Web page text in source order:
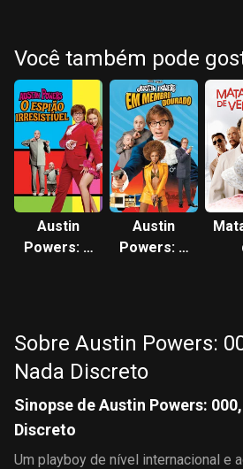
Você também pode
Austin
Powers: O
Austin
Powers: O
Sobre Austin Powers:
Nada Discreto
Sinopse de Austin Powers:
Discreto
Um playboy de nível internacional e